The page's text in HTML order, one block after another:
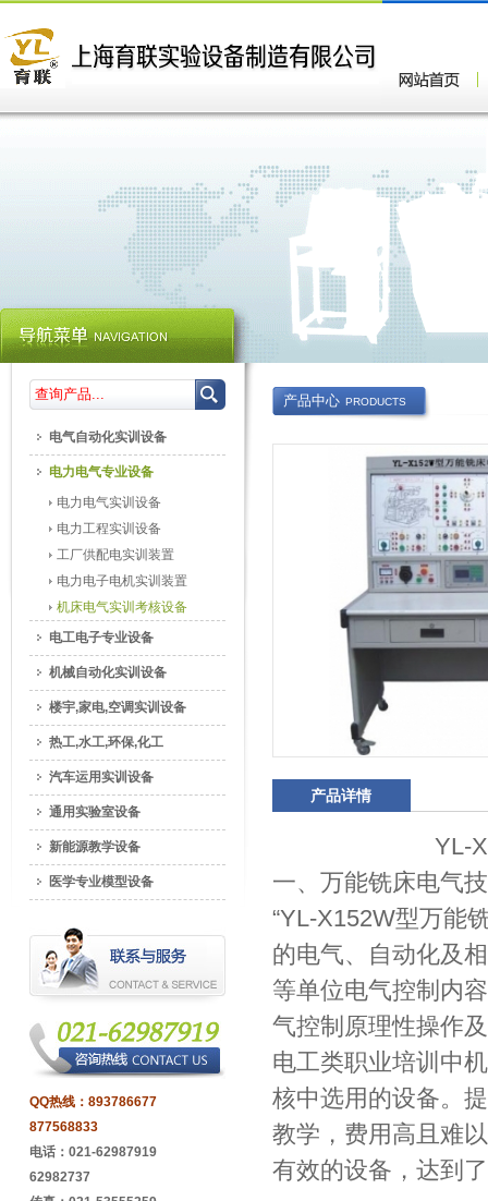
产品中心 PRODUCTS
产品详情
YL-
一、万能铣床电气
“YL-X152W型万能
的电气、自动化及
等单位电气控制内
气控制原理性操作
电工类职业培训中
核中选用的设备。
教学，费用高且难
有效的设备，达到
电气自动化实训设备
电力电气专业设备
电力电气实训设备
电力工程实训设备
工厂供配电实训装置
电力电子电机实训装置
机床电气实训考核设备
电工电子专业设备
机械自动化实训设备
楼宇,家电,空调实训设备
热工,水工,环保,化工
汽车运用实训设备
通用实验室设备
新能源教学设备
医学专业模型设备
QQ热线： 893786677
877568833
电话：021-62987919
62982737